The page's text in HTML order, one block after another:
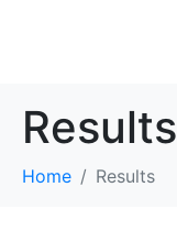
Results
Home Results